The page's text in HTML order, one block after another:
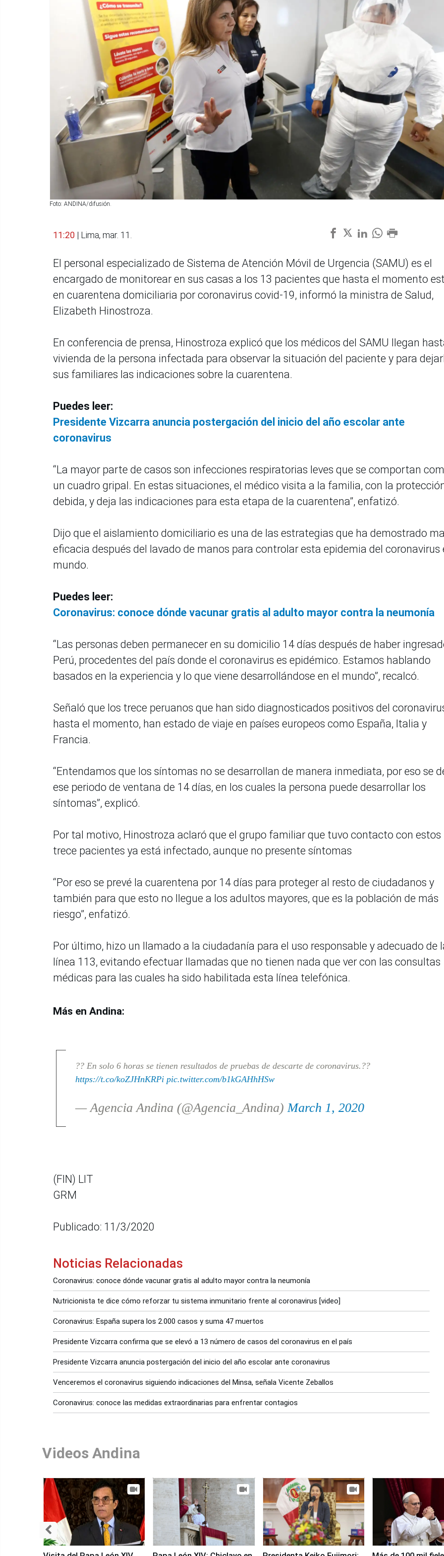
Foto: ANDINA/difusión.
11:20 | Lima, mar. 11.
El personal especializado de Sistema de Atención Móvil de Urgencia (SAMU) es el
encargado de monitorear en sus casas a los 13 pacientes que hasta el momento
en cuarentena domiciliaria por coronavirus covid-19, informó la ministra de Salud,
Elizabeth Hinostroza.
En conferencia de prensa, Hinostroza explicó que los médicos del SAMU llegan
vivienda de la persona infectada para observar la situación del paciente y para
sus familiares las indicaciones sobre la cuarentena.
Puedes leer:
Presidente Vizcarra anuncia postergación del inicio del año escolar ante
coronavirus
“La mayor parte de casos son infecciones respiratorias leves que se comportan
un cuadro gripal. En estas situaciones, el médico visita a la familia, con la
debida, y deja las indicaciones para esta etapa de la cuarentena”, enfatizó.
Dijo que el aislamiento domiciliario es una de las estrategias que ha demostrado
eficacia después del lavado de manos para controlar esta epidemia del coronavirus
mundo.
Puedes leer:
Coronavirus: conoce dónde vacunar gratis al adulto mayor contra la neumonía
“Las personas deben permanecer en su domicilio 14 días después de haber
Perú, procedentes del país donde el coronavirus es epidémico. Estamos hablando
basados en la experiencia y lo que viene desarrollándose en el mundo”, recalcó.
Señaló que los trece peruanos que han sido diagnosticados positivos del
hasta el momento, han estado de viaje en países europeos como España, Italia y
Francia.
“Entendamos que los síntomas no se desarrollan de manera inmediata, por eso se
ese periodo de ventana de 14 días, en los cuales la persona puede desarrollar los
síntomas”, explicó.
Por tal motivo, Hinostroza aclaró que el grupo familiar que tuvo contacto con estos
trece pacientes ya está infectado, aunque no presente síntomas
“Por eso se prevé la cuarentena por 14 días para proteger al resto de ciudadanos y
también para que esto no llegue a los adultos mayores, que es la población de más
riesgo”, enfatizó.
Por último, hizo un llamado a la ciudadanía para el uso responsable y adecuado de
línea 113, evitando efectuar llamadas que no tienen nada que ver con las consultas
médicas para las cuales ha sido habilitada esta línea telefónica.
Más en Andina:
?? En solo 6 horas se tienen resultados de pruebas de descarte de coronavirus.??
https://t.co/koZJHnKRPi pic.twitter.com/b1kGAHhHSw
— Agencia Andina (@Agencia_Andina)March 1, 2020
(FIN) LIT
GRM
Publicado: 11/3/2020
Noticias Relacionadas
Coronavirus: conoce dónde vacunar gratis al adulto mayor contra la neumonía
Nutricionista te dice cómo reforzar tu sistema inmunitario frente al coronavirus [video]
Coronavirus: España supera los 2.000 casos y suma 47 muertos
Presidente Vizcarra confirma que se elevó a 13 número de casos del coronavirus en el país
Presidente Vizcarra anuncia postergación del inicio del año escolar ante coronavirus
Venceremos el coronavirus siguiendo indicaciones del Minsa, señala Vicente Zeballos
Coronavirus: conoce las medidas extraordinarias para enfrentar contagios
Videos Andina